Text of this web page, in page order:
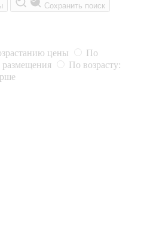
Сохранить поиск
цены
По
размещения
По возрасту: